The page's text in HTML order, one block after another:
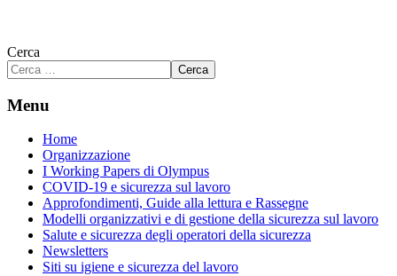
Cerca
Cerca
Menu
Home
Organizzazione
I Working Papers di Olympus
COVID-19 e sicurezza sul lavoro
Approfondimenti, Guide alla lettura e Rassegne
Modelli organizzativi e di gestione della sicurezza sul lavoro
Salute e sicurezza degli operatori della sicurezza
Newsletters
Siti su igiene e sicurezza del lavoro